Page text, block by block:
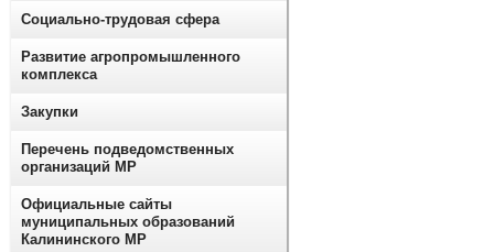
Социально-трудовая сфера
Развитие агропромышленного
комплекса
Закупки
Перечень подведомственных
организаций МР
Официальные сайты
муниципальных образований
Калининского МР